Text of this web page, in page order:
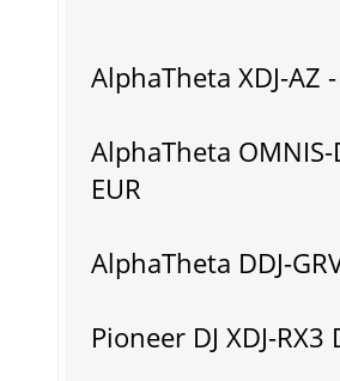
AlphaTheta XDJ-AZ
AlphaTheta
EUR
AlphaTheta DDJ-
Pioneer DJ XDJ-